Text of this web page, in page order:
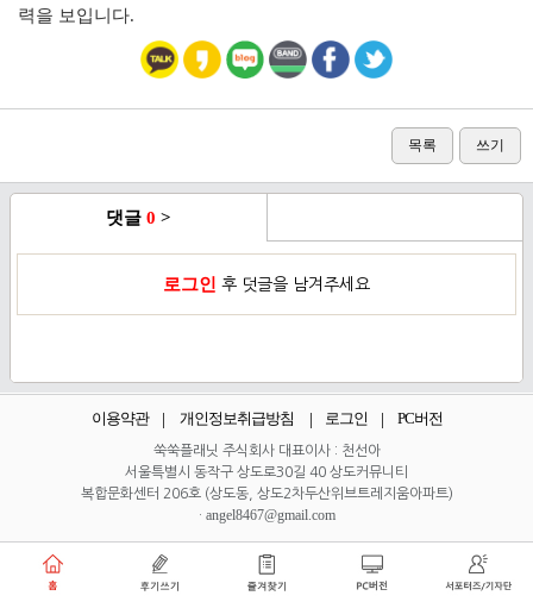
력을 보입니다.
목록 쓰기
댓글 0 >
로그인 후 덧글을 남겨주세요
이용약관 개인정보취급방침 로그인 PC버전
쑥쑥플래닛 주식회사 대표이사 : 천선아
서울특별시 동작구 상도로30길 40 상도커뮤니티
복합문화센터 206호 (상도동, 상도2차두산위브트레지움아파트)
· angel8467@gmail.com